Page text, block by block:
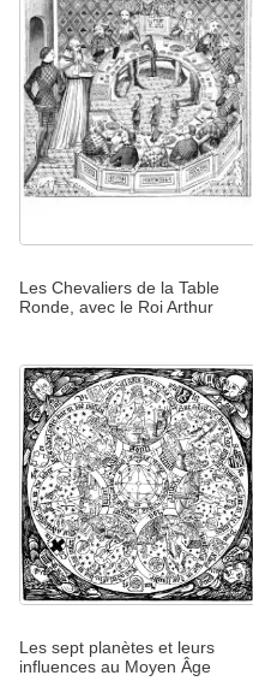
Les Chevaliers de la Table
Ronde, avec le Roi Arthur
Les sept planètes et leurs
influences au Moyen Âge